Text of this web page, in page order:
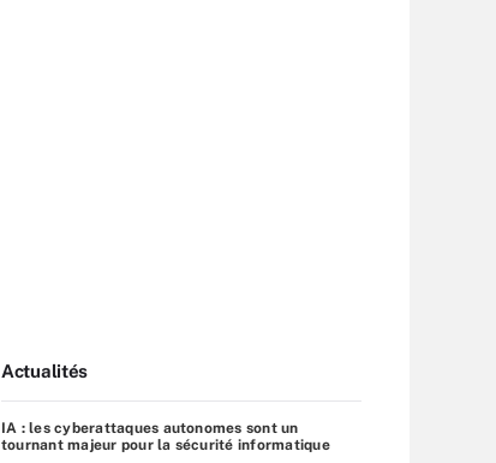
Actualités
IA : les cyberattaques autonomes sont un
tournant majeur pour la sécurité informatique